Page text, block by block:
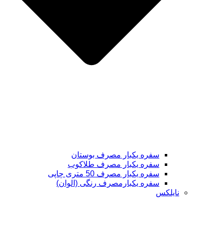
سفره یکبار مصرف بوستان
سفره یکبار مصرف طلاکوب
سفره یکبار مصرف 50 متری چاپی
سفره یکبارمصرف رنگی (الوان)
نایلکس